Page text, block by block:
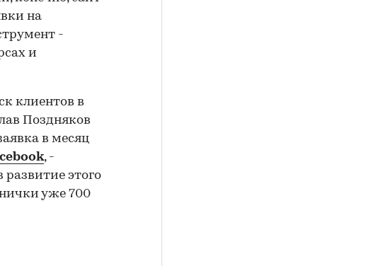
на
-
и
клиентов в
Поздняков
в месяц
, -
этого
уже 700